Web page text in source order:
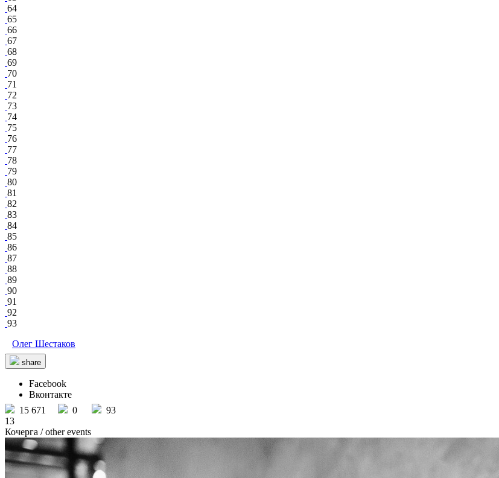
64
65
66
67
68
69
70
71
72
73
74
75
76
77
78
79
80
81
82
83
84
85
86
87
88
89
90
91
92
93
Олег Шестаков
share
Facebook
Вконтакте
15 671
0
93
13
Кочерга / other events